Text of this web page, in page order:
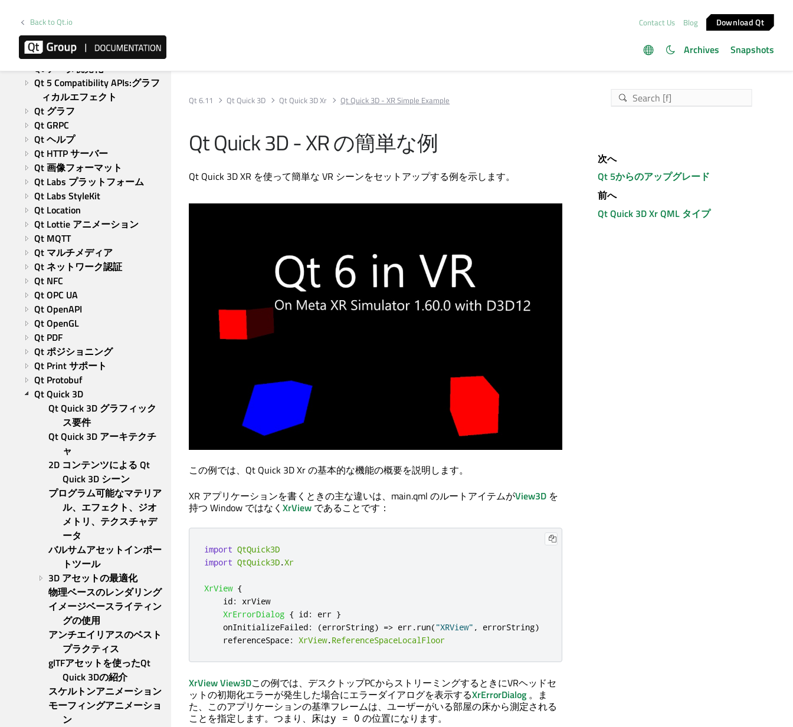
Back to Qt.io Contact Us Blog Download Qt
Archives Snapshots
Qt CoAP
Qt コンカレント
Qt 5 Core Compatibility APIs
Qt データ視覚化
Qt 5 Compatibility APIs:グラフ
ィカルエフェクト
Qt グラフ
Qt GRPC
Qt ヘルプ
Qt HTTP サーバー
Qt 画像フォーマット
Qt Labs プラットフォーム
Qt Labs StyleKit
Qt Location
Qt Lottie アニメーション
Qt MQTT
Qt マルチメディア
Qt ネットワーク認証
Qt NFC
Qt OPC UA
Qt OpenAPI
Qt OpenGL
Qt PDF
Qt ポジショニング
Qt Print サポート
Qt Protobuf
Qt Quick 3D
Qt Quick 3D グラフィック
ス要件
Qt Quick 3D アーキテクチ
ャ
2D コンテンツによる Qt
Quick 3D シーン
プログラム可能なマテリア
ル、エフェクト、ジオ
メトリ、テクスチャデ
ータ
バルサムアセットインポー
トツール
3D アセットの最適化
物理ベースのレンダリング
イメージベースライティン
グの使用
アンチエイリアスのベスト
プラクティス
glTFアセットを使ったQt
Quick 3Dの紹介
スケルトンアニメーション
モーフィングアニメーショ
ン
Qt 6.11 Qt Quick 3D Qt Quick 3D Xr Qt Quick 3D - XR Simple Example
Qt Quick 3D- XR の簡単な例
Qt Quick 3DXR を使って簡単な VR シーンをセットアップする例を示します。
この例では、 Qt Quick 3DXr の基本的な機能の概要を説明します。
XR アプリケーションを書くときの主な違いは、main.qml のルートアイテムがView3D を
持つ Window ではなく XrView であることです：
import QtQuick3D
import QtQuick3D.Xr
XrView {
id:
xrView
XrErrorDialog { id: err }
onInitializeFailed: (errorString) => err.run( "XRView" , errorString)
referenceSpace: XrView.ReferenceSpaceLocalFloor
XrViewView3Dこの例では、デスクトップPCからストリーミングするときにVRヘッドセ
ットの初期化エラーが発生した場合にエラーダイアログを表示するXrErrorDialog 。ま
た、このアプリケーションの基準フレームは、ユーザーがいる部屋の床から測定される
ことを指定します。つまり、床はy = 0 の位置になります。
次へ
Qt 5からのアップグレード
前へ
Qt Quick 3DXr QML タイプ